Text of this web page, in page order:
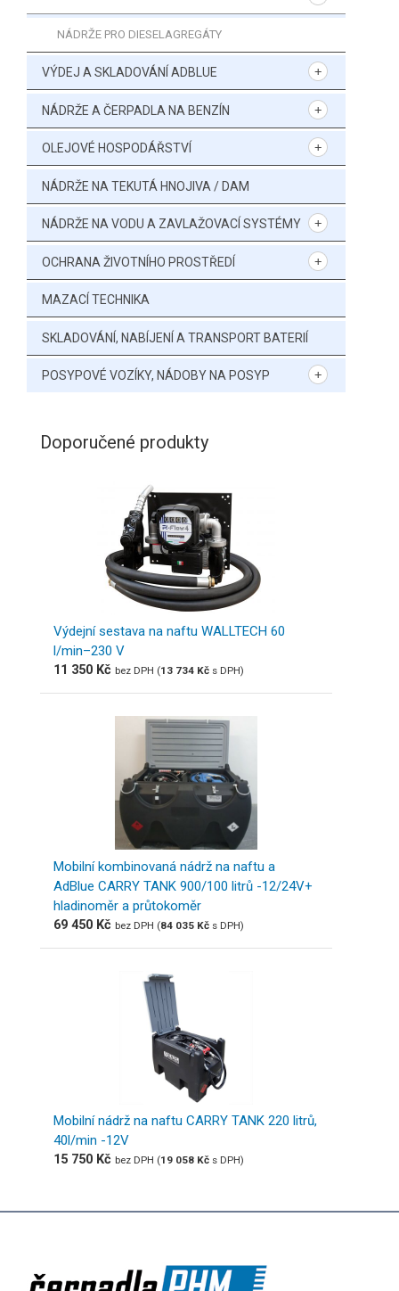
NÁDRŽE PRO DIESELAGREGÁTY
VÝDEJ A SKLADOVÁNÍ ADBLUE
NÁDRŽE A ČERPADLA NA BENZÍN
OLEJOVÉ HOSPODÁŘSTVÍ
NÁDRŽE NA TEKUTÁ HNOJIVA / DAM
NÁDRŽE NA VODU A ZAVLAŽOVACÍ SYSTÉMY
OCHRANA ŽIVOTNÍHO PROSTŘEDÍ
MAZACÍ TECHNIKA
SKLADOVÁNÍ, NABÍJENÍ A TRANSPORT BATERIÍ
POSYPOVÉ VOZÍKY, NÁDOBY NA POSYP
Doporučené produkty
Výdejní sestava na naftu WALLTECH 60
l/min–230 V
11 350 Kč bez DPH (13 734 Kč s DPH)
Mobilní kombinovaná nádrž na naftu a
AdBlue CARRY TANK 900/100 litrů -12/24V+
hladinoměr a průtokoměr
69 450 Kč bez DPH (84 035 Kč s DPH)
Mobilní nádrž na naftu CARRY TANK 220 litrů,
40l/min -12V
15 750 Kč bez DPH (19 058 Kč s DPH)